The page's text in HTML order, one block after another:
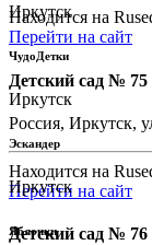
Находится на
Перейти на сайт
Детский сад № 75
Россия, Иркутск,
Находится на
Перейти на сайт
Детский сад № 76
Иркутск
ЧудоДетки
Иркутск
Эскандер
Иркутск
Яблочки